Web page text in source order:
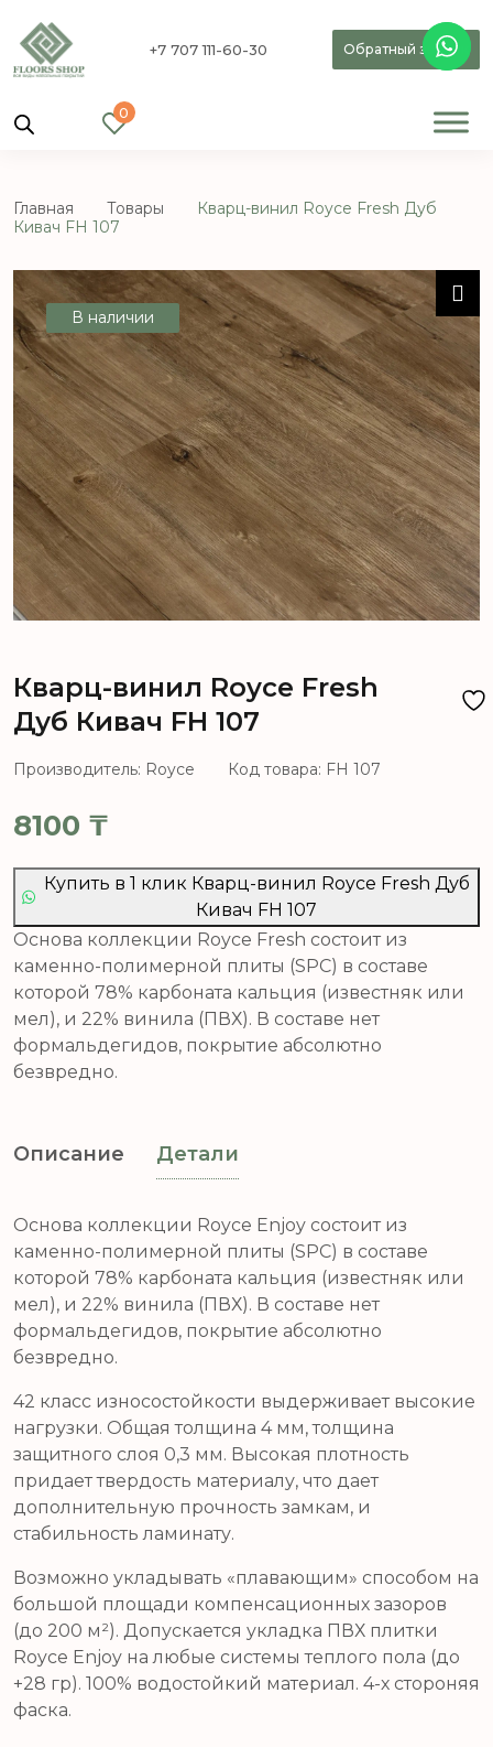
+7 707 111-60-30 Обратный звонок
0
Главная Товары
Кварц-винил Royce Fresh Дуб
Кивач FH 107
В наличии
Кварц-винил Royce Fresh
Дуб Кивач FH 107
Производитель: Royce Код товара: FH 107
8100 ₸
Купить в 1 клик Кварц-винил Royce Fresh Дуб
Кивач FH 107
Основа коллекции Royce Fresh состоит из
каменно-полимерной плиты (SPC) в составе
которой 78% карбоната кальция (известняк или
мел), и 22% винила (ПВХ). В составе нет
формальдегидов, покрытие абсолютно
безвредно.
Описание Детали
Основа коллекции Royce Enjoy состоит из
каменно-полимерной плиты (SPC) в составе
которой 78% карбоната кальция (известняк или
мел), и 22% винила (ПВХ). В составе нет
формальдегидов, покрытие абсолютно
безвредно.
42 класс износостойкости выдерживает высокие
нагрузки. Общая толщина 4 мм, толщина
защитного слоя 0,3 мм. Высокая плотность
придает твердость материалу, что дает
дополнительную прочность замкам, и
стабильность ламинату.
Возможно укладывать «плавающим» способом на
большой площади компенсационных зазоров
(до 200 м²). Допускается укладка ПВХ плитки
Royce Enjoy на любые системы теплого пола (до
+28 гр). 100% водостойкий материал. 4-х стороняя
фаска.